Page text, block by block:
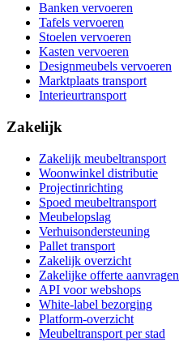
Banken vervoeren
Tafels vervoeren
Stoelen vervoeren
Kasten vervoeren
Designmeubels vervoeren
Marktplaats transport
Interieurtransport
Zakelijk
Zakelijk meubeltransport
Woonwinkel distributie
Projectinrichting
Spoed meubeltransport
Meubelopslag
Verhuisondersteuning
Pallet transport
Zakelijk overzicht
Zakelijke offerte aanvragen
API voor webshops
White-label bezorging
Platform-overzicht
Meubeltransport per stad